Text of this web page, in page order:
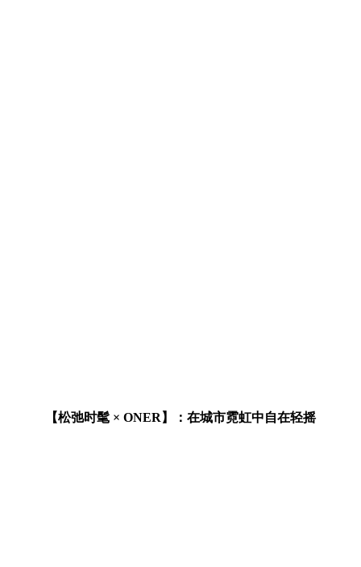
【松弛时髦 × ONER】：在城市霓虹中自在轻摇